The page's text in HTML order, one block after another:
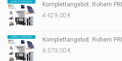
Komplettangebot: Rohem
4.629,00 €
Komplettangebot: Rohem
6.579,00 €